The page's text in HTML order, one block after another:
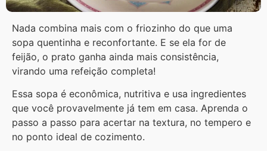
Nada combina mais com o friozinho do que uma
sopa quentinha e reconfortante. E se ela for de
feijão, o prato ganha ainda mais consistência,
virando uma refeição completa!
Essa sopa é econômica, nutritiva e usa ingredientes
que você provavelmente já tem em casa. Aprenda o
passo a passo para acertar na textura, no tempero e
no ponto ideal de cozimento.